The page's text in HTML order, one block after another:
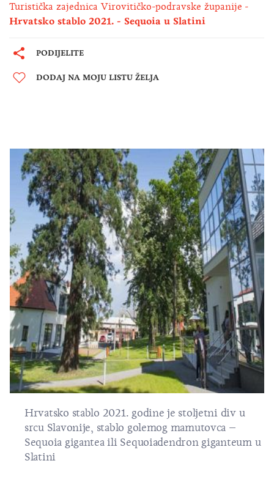
Turistička zajednica Virovitičko-podravske županije
Hrvatsko stablo 2021. - Sequoia u Slatini
PODIJELITE
DODAJ NA MOJU LISTU ŽELJA
Hrvatsko stablo 2021. godine je stoljetni div u
srcu Slavonije, stablo golemog mamutovca –
Sequoia gigantea ili Sequoiadendron giganteum u
Slatini